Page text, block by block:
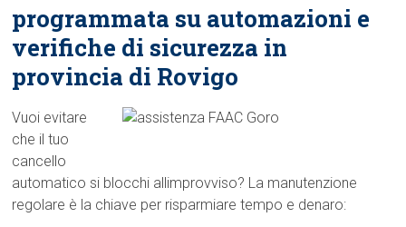
programmata su automazioni e
verifiche di sicurezza in
provincia di Rovigo
Vuoi evitare
che il tuo
cancello
automatico si blocchi allimprovviso? La manutenzione
regolare è la chiave per risparmiare tempo e denaro: